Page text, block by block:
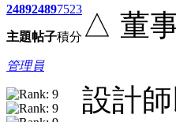
2489
主題
2489
帖子
7523
積分
管理員
△ 董
設計